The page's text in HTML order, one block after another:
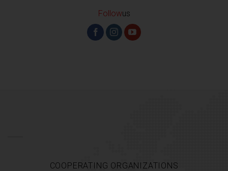
Followus
COOPERATING ORGANIZATIONS